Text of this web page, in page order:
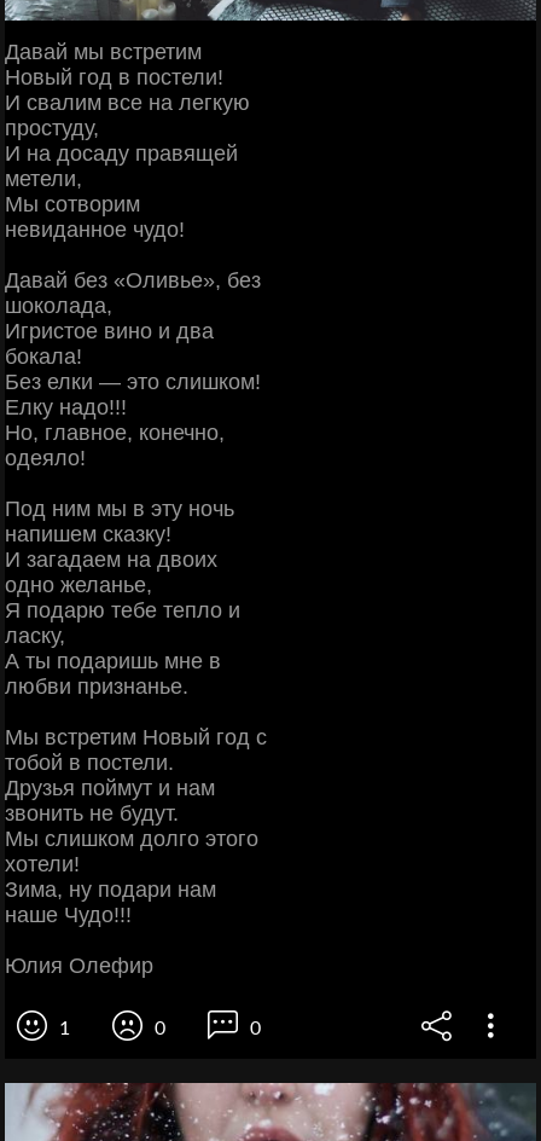
Давай мы встретим
Новый год в постели!
И свалим все на легкую
простуду,
И на досаду правящей
метели,
Мы сотворим
невиданное чудо!
Давай без «Оливье», без
шоколада,
Игристое вино и два
бокала!
Без елки — это слишком!
Елку надо!!!
Но, главное, конечно,
одеяло!
Под ним мы в эту ночь
напишем сказку!
И загадаем на двоих
одно желанье,
Я подарю тебе тепло и
ласку,
А ты подаришь мне в
любви признанье.
Мы встретим Новый год с
тобой в постели.
Друзья поймут и нам
звонить не будут.
Мы слишком долго этого
хотели!
Зима, ну подари нам
наше Чудо!!!
Юлия Олефир
1 0 0